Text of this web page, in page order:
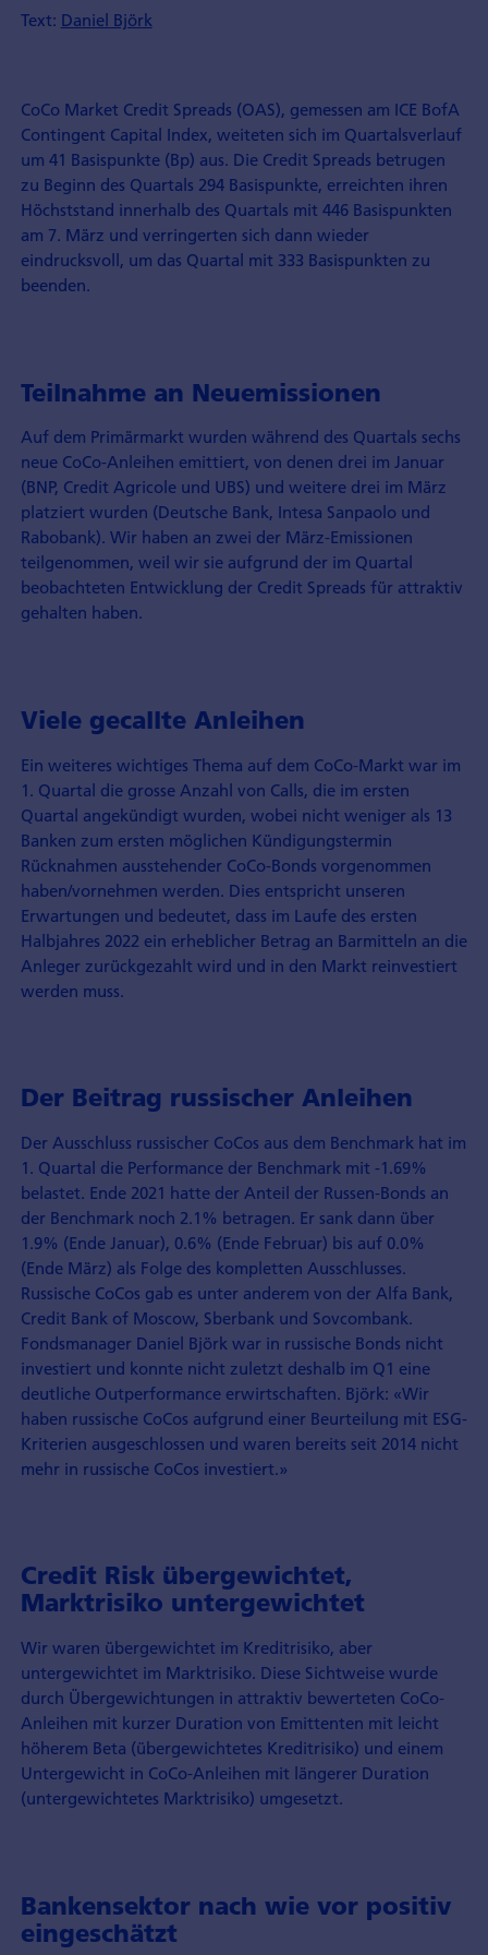
Text: Daniel Björk
CoCo Market Credit Spreads (OAS), gemessen am ICE BofA
Contingent Capital Index, weiteten sich im Quartalsverlauf
um 41 Basispunkte (Bp) aus. Die Credit Spreads betrugen
zu Beginn des Quartals 294 Basispunkte, erreichten ihren
Höchststand innerhalb des Quartals mit 446 Basispunkten
am 7. März und verringerten sich dann wieder
eindrucksvoll, um das Quartal mit 333 Basispunkten zu
beenden.
Teilnahme an Neuemissionen
Auf dem Primärmarkt wurden während des Quartals sechs
neue CoCo-Anleihen emittiert, von denen drei im Januar
(BNP, Credit Agricole und UBS) und weitere drei im März
platziert wurden (Deutsche Bank, Intesa Sanpaolo und
Rabobank). Wir haben an zwei der März-Emissionen
teilgenommen, weil wir sie aufgrund der im Quartal
beobachteten Entwicklung der Credit Spreads für attraktiv
gehalten haben.
Viele gecallte Anleihen
Ein weiteres wichtiges Thema auf dem CoCo-Markt war im
1. Quartal die grosse Anzahl von Calls, die im ersten
Quartal angekündigt wurden, wobei nicht weniger als 13
Banken zum ersten möglichen Kündigungstermin
Rücknahmen ausstehender CoCo-Bonds vorgenommen
haben/vornehmen werden. Dies entspricht unseren
Erwartungen und bedeutet, dass im Laufe des ersten
Halbjahres 2022 ein erheblicher Betrag an Barmitteln an die
Anleger zurückgezahlt wird und in den Markt reinvestiert
werden muss.
Der Beitrag russischer Anleihen
Der Ausschluss russischer CoCos aus dem Benchmark hat im
1. Quartal die Performance der Benchmark mit -1.69%
belastet. Ende 2021 hatte der Anteil der Russen-Bonds an
der Benchmark noch 2.1% betragen. Er sank dann über
1.9% (Ende Januar), 0.6% (Ende Februar) bis auf 0.0%
(Ende März) als Folge des kompletten Ausschlusses.
Russische CoCos gab es unter anderem von der Alfa Bank,
Credit Bank of Moscow, Sberbank und Sovcombank.
Fondsmanager Daniel Björk war in russische Bonds nicht
investiert und konnte nicht zuletzt deshalb im Q1 eine
deutliche Outperformance erwirtschaften. Björk: «Wir
haben russische CoCos aufgrund einer Beurteilung mit ESG-
Kriterien ausgeschlossen und waren bereits seit 2014 nicht
mehr in russische CoCos investiert.»
Credit Risk übergewichtet,
Marktrisiko untergewichtet
Wir waren übergewichtet im Kreditrisiko, aber
untergewichtet im Marktrisiko. Diese Sichtweise wurde
durch Übergewichtungen in attraktiv bewerteten CoCo-
Anleihen mit kurzer Duration von Emittenten mit leicht
höherem Beta (übergewichtetes Kreditrisiko) und einem
Untergewicht in CoCo-Anleihen mit längerer Duration
(untergewichtetes Marktrisiko) umgesetzt.
Bankensektor nach wie vor positiv
eingeschätzt